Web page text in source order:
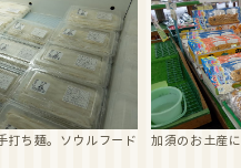
打ち麺。ソウルフード
加須のお土産に